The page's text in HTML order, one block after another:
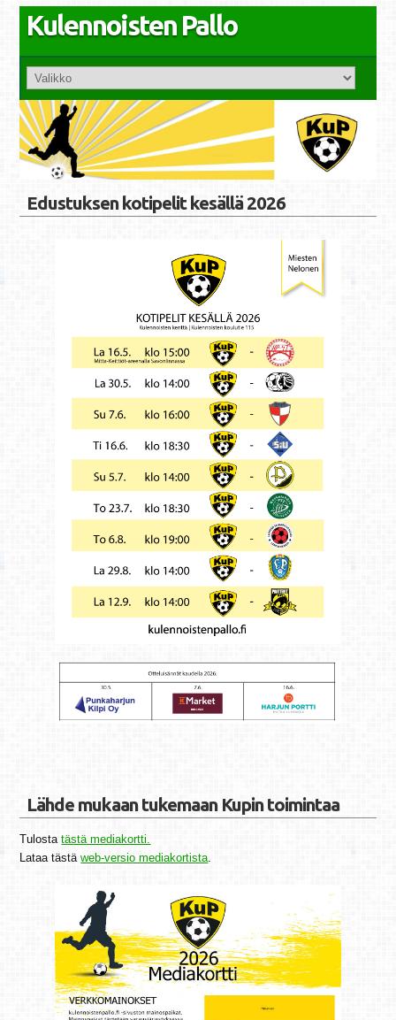
Kulennoisten Pallo
Edustuksen kotipelit kesällä 2026
Lähde mukaan tukemaan Kupin toimintaa
Tulostatästä mediakortti.
Lataa tästäweb-versio mediakortista.